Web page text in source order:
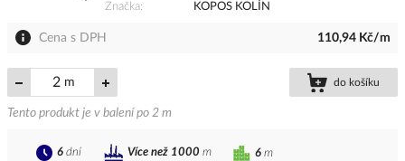
Značka
KOPOS KOLÍN
Cena s DPH 110,94 Kč/m
m do košíku
Tento produkt je v balení po 2 m
6 m
6 dní Více než 1000 m